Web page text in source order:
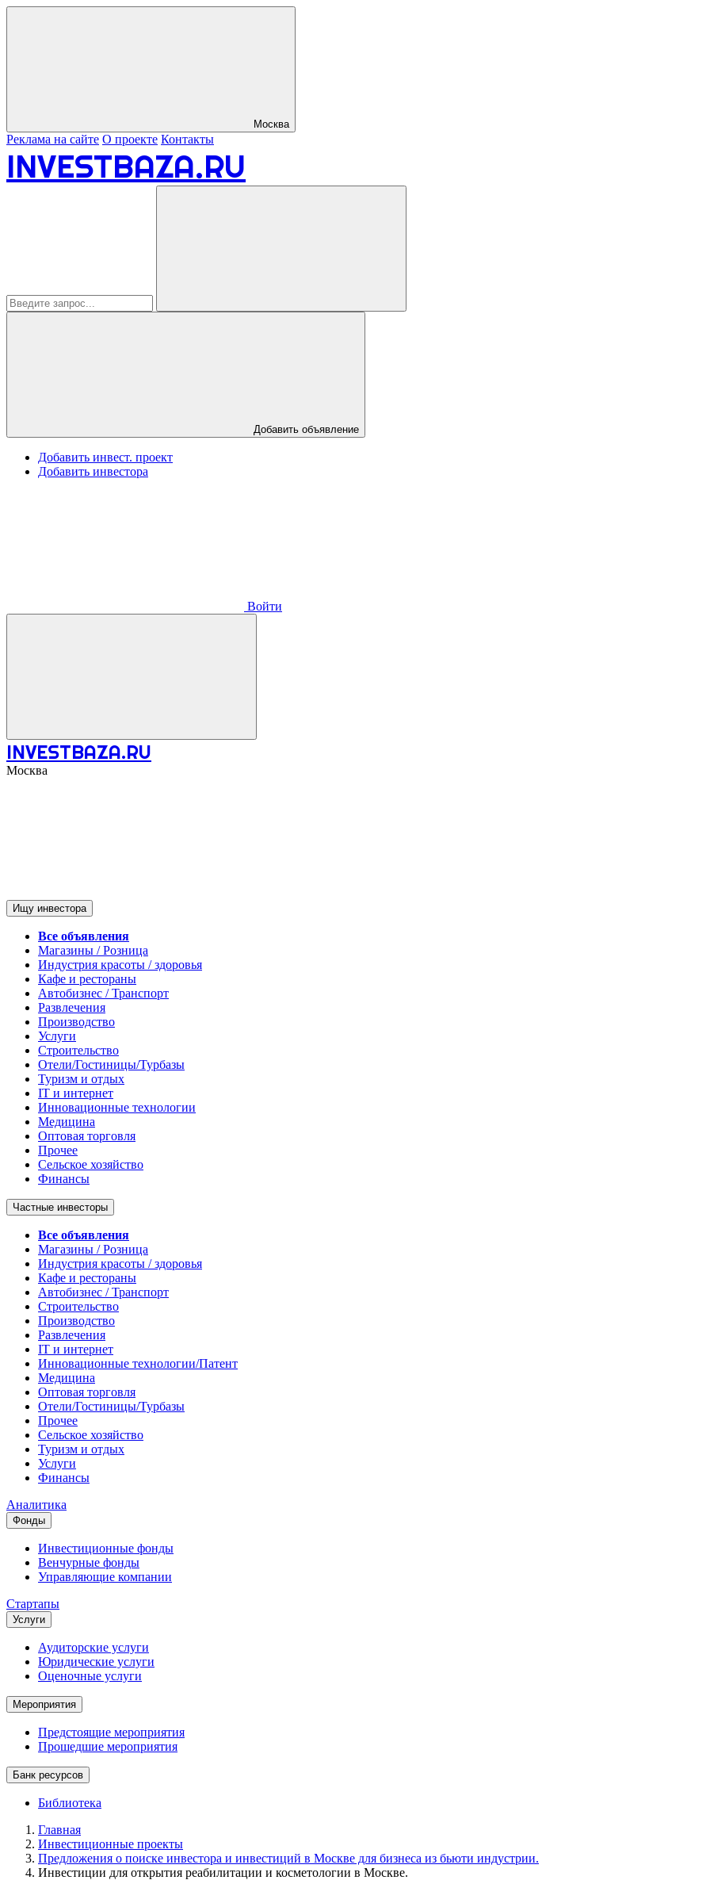
Москва
Реклама на сайте О проекте Контакты
INVESTBAZA.RU
Добавить объявление
Добавить инвест. проект
Добавить инвестора
Войти
INVESTBAZA.RU
Москва
Ищу инвестора
Все объявления
Магазины / Розница
Индустрия красоты / здоровья
Кафе и рестораны
Автобизнес / Транспорт
Развлечения
Производство
Услуги
Строительство
Отели/Гостиницы/Турбазы
Туризм и отдых
IT и интернет
Инновационные технологии
Медицина
Оптовая торговля
Прочее
Сельское хозяйство
Финансы
Частные инвесторы
Все объявления
Магазины / Розница
Индустрия красоты / здоровья
Кафе и рестораны
Автобизнес / Транспорт
Строительство
Производство
Развлечения
IT и интернет
Инновационные технологии/Патент
Медицина
Оптовая торговля
Отели/Гостиницы/Турбазы
Прочее
Сельское хозяйство
Туризм и отдых
Услуги
Финансы
Аналитика
Фонды
Инвестиционные фонды
Венчурные фонды
Управляющие компании
Стартапы
Услуги
Аудиторские услуги
Юридические услуги
Оценочные услуги
Мероприятия
Предстоящие мероприятия
Прошедшие мероприятия
Банк ресурсов
Библиотека
Главная
Инвестиционные проекты
Предложения о поиске инвестора и инвестиций в Москве для бизнеса из бьюти индустрии.
Инвестиции для открытия реабилитации и косметологии в Москве.